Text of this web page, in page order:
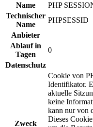
Name
PHP
Technischer
Name
PHPSESSID
Anbieter
Ablauf in
Tagen
0
Datenschutz
Zweck
Cookie von
Identifikator.
aktuelle
keine
kann nur von
Dieses